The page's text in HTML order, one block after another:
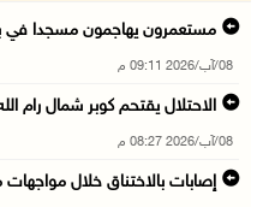
مستعمرون يهاجمون مسجدا في
08/آب/2026 09:11 م
الاحتلال يقتحم كوبر شمال رام
08/آب/2026 08:27 م
إصابات بالاختناق خلال